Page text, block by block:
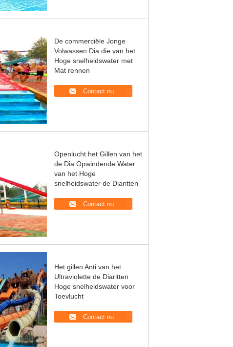
De commerciële Jonge
Volwassen Dia die van het
Hoge snelheidswater met
Mat rennen
Contact nu
Openlucht het Gillen van het
de Dia Opwindende Water
van het Hoge
snelheidswater de Diaritten
Contact nu
Het gillen Anti van het
Ultraviolette de Diaritten
Hoge snelheidswater voor
Toevlucht
Contact nu